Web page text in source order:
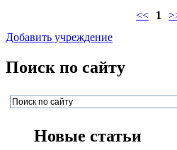
<<
1
Добавить учреждение
Поиск по сайту
Новые статьи